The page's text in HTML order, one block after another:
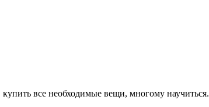
все необходимые вещи, многому научиться.